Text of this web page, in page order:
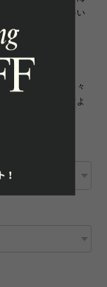
ますようお願いい
る配送遅延が多々
文いただきますよ